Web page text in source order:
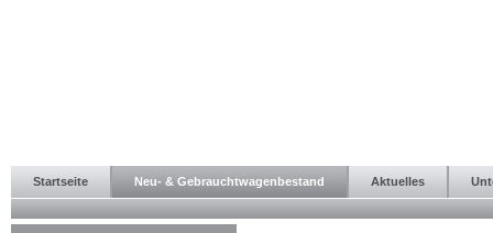
Startseite Neu- & Gebrauchtwagenbestand Aktuelles